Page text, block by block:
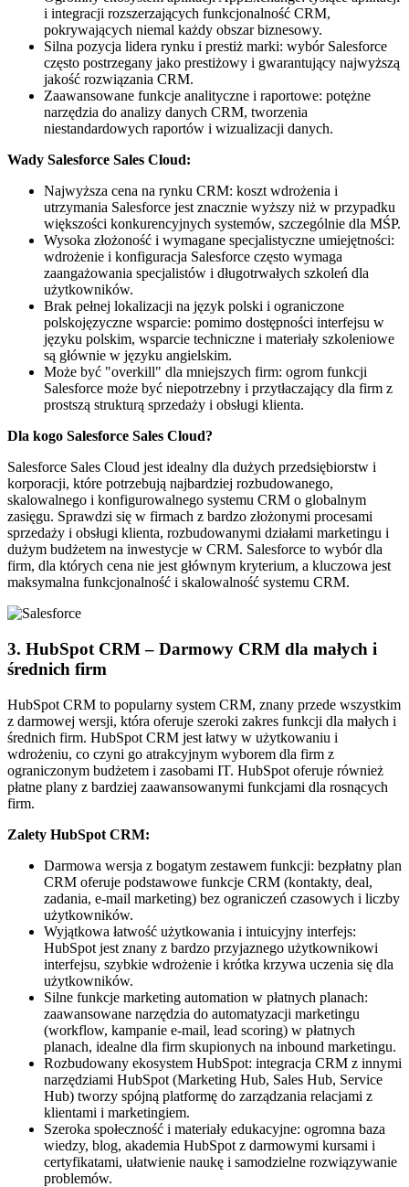
i integracji rozszerzających funkcjonalność CRM,
pokrywających niemal każdy obszar biznesowy.
Silna pozycja lidera rynku i prestiż marki: wybór Salesforce
często postrzegany jako prestiżowy i gwarantujący najwyższą
jakość rozwiązania CRM.
Zaawansowane funkcje analityczne i raportowe: potężne
narzędzia do analizy danych CRM, tworzenia
niestandardowych raportów i wizualizacji danych.
Wady Salesforce Sales Cloud:
Najwyższa cena na rynku CRM: koszt wdrożenia i
utrzymania Salesforce jest znacznie wyższy niż w przypadku
większości konkurencyjnych systemów, szczególnie dla MŚP.
Wysoka złożoność i wymagane specjalistyczne umiejętności:
wdrożenie i konfiguracja Salesforce często wymaga
zaangażowania specjalistów i długotrwałych szkoleń dla
użytkowników.
Brak pełnej lokalizacji na język polski i ograniczone
polskojęzyczne wsparcie: pomimo dostępności interfejsu w
języku polskim, wsparcie techniczne i materiały szkoleniowe
są głównie w języku angielskim.
Może być "overkill" dla mniejszych firm: ogrom funkcji
Salesforce może być niepotrzebny i przytłaczający dla firm z
prostszą strukturą sprzedaży i obsługi klienta.
Dla kogo Salesforce Sales Cloud?
Salesforce Sales Cloud jest idealny dla dużych przedsiębiorstw i
korporacji, które potrzebują najbardziej rozbudowanego,
skalowalnego i konfigurowalnego systemu CRM o globalnym
zasięgu. Sprawdzi się w firmach z bardzo złożonymi procesami
sprzedaży i obsługi klienta, rozbudowanymi działami marketingu i
dużym budżetem na inwestycje w CRM. Salesforce to wybór dla
firm, dla których cena nie jest głównym kryterium, a kluczowa jest
maksymalna funkcjonalność i skalowalność systemu CRM.
3. HubSpot CRM – Darmowy CRM dla małych i
średnich firm
HubSpot CRM to popularny system CRM, znany przede wszystkim
z darmowej wersji, która oferuje szeroki zakres funkcji dla małych i
średnich firm. HubSpot CRM jest łatwy w użytkowaniu i
wdrożeniu, co czyni go atrakcyjnym wyborem dla firm z
ograniczonym budżetem i zasobami IT. HubSpot oferuje również
płatne plany z bardziej zaawansowanymi funkcjami dla rosnących
firm.
Zalety HubSpot CRM:
Darmowa wersja z bogatym zestawem funkcji: bezpłatny plan
CRM oferuje podstawowe funkcje CRM (kontakty, deal,
zadania, e-mail marketing) bez ograniczeń czasowych i liczby
użytkowników.
Wyjątkowa łatwość użytkowania i intuicyjny interfejs:
HubSpot jest znany z bardzo przyjaznego użytkownikowi
interfejsu, szybkie wdrożenie i krótka krzywa uczenia się dla
użytkowników.
Silne funkcje marketing automation w płatnych planach:
zaawansowane narzędzia do automatyzacji marketingu
(workflow, kampanie e-mail, lead scoring) w płatnych
planach, idealne dla firm skupionych na inbound marketingu.
Rozbudowany ekosystem HubSpot: integracja CRM z innymi
narzędziami HubSpot (Marketing Hub, Sales Hub, Service
Hub) tworzy spójną platformę do zarządzania relacjami z
klientami i marketingiem.
Szeroka społeczność i materiały edukacyjne: ogromna baza
wiedzy, blog, akademia HubSpot z darmowymi kursami i
certyfikatami, ułatwienie naukę i samodzielne rozwiązywanie
problemów.